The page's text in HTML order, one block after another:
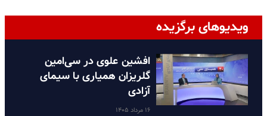
ویدیوهای برگزیده
افشین علوی در سی‌امین
گلریزان همیاری با سیمای
آزادی
۱۶ مرداد ۱۴۰۵